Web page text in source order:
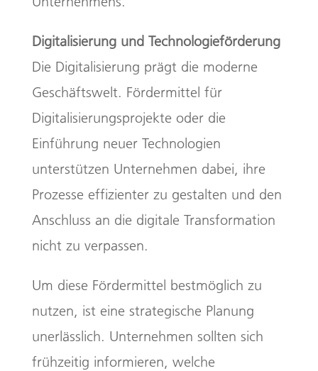
Digitalisierung und Technologieförderung
Die Digitalisierung prägt die moderne
Geschäftswelt. Fördermittel für
Digitalisierungsprojekte oder die
Einführung neuer Technologien
unterstützen Unternehmen dabei, ihre
Prozesse effizienter zu gestalten und den
Anschluss an die digitale Transformation
nicht zu verpassen.
Um diese Fördermittel bestmöglich zu
nutzen, ist eine strategische Planung
unerlässlich. Unternehmen sollten sich
frühzeitig informieren, welche